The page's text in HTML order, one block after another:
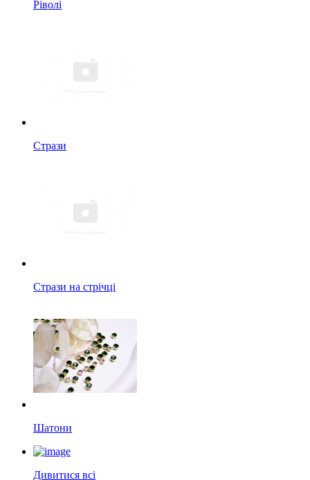
Ріволі
Стрази
Стрази на стрічці
Шатони
Дивитися всі